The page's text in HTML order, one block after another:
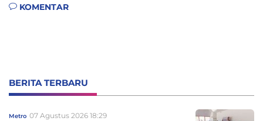
KOMENTAR
BERITA TERBARU
Metro 07 Agustus 2026 18:29